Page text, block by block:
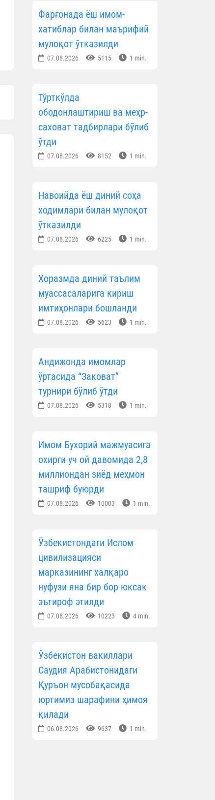
Фарғонада ёш имом-
хатиблар билан маърифий
мулоқот ўтказилди
07.08.2026 5115 1 min.
Тўрткўлда
ободонлаштириш ва меҳр-
саховат тадбирлари бўлиб
ўтди
07.08.2026 8152 1 min.
Навоийда ёш диний соҳа
ходимлари билан мулоқот
ўтказилди
07.08.2026 6225 1 min.
Хоразмда диний таълим
муассасаларига кириш
имтиҳонлари бошланди
07.08.2026 5623 1 min.
Андижонда имомлар
ўртасида “Заковат”
турнири бўлиб ўтди
07.08.2026 5318 1 min.
Имом Бухорий мажмуасига
охирги уч ой давомида 2,8
миллиондан зиёд меҳмон
ташриф буюрди
07.08.2026 10003 1 min.
Ўзбекистондаги Ислом
цивилизацияси
марказининг халқаро
нуфузи яна бир бор юксак
эътироф этилди
07.08.2026 10223 4 min.
Ўзбекистон вакиллари
Саудия Арабистонидаги
Қуръон мусобақасида
юртимиз шарафини ҳимоя
қилади
06.08.2026 9637 1 min.